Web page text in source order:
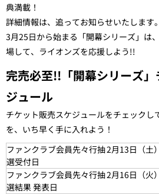
典満載！
詳細情報は、追ってお知らせいたします
3月25日から始まる「開幕シリーズ」は
場して、ライオンズを応援しよう!!
完売必至!!「開幕シリーズ
ジュール
チケット販売スケジュールをチェックし
を、いち早く手に入れよう！
ファンクラブ会員先々行抽
選受付日
2月13日（土
ファンクラブ会員先々行抽
選結果 発表日
2月16日（火）